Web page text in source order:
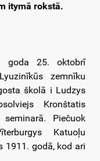
itymā rokstā.
goda 25. oktobrī
zemnīku
školā i Ludzys
Kronštatis
Piečuok
Katuoļu
1911. godā, kod ari